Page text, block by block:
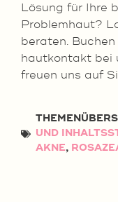
Lösung für Ihre
Problemhaut?
beraten. Buchen
hautkontakt bei
freuen uns auf
UND
AKNE,